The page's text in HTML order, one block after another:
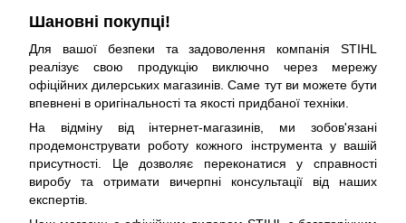
Шановні покупці!
Для вашої безпеки та задоволення компанія STIHL
реалізує свою продукцію виключно через мережу
офіційних дилерських магазинів. Саме тут ви можете бути
впевнені в оригінальності та якості придбаної техніки.
На відміну від інтернет-магазинів, ми зобов'язані
продемонструвати роботу кожного інструмента у вашій
присутності. Це дозволяє переконатися у справності
виробу та отримати вичерпні консультації від наших
експертів.